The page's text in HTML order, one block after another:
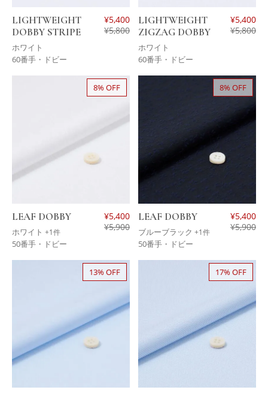
LIGHTWEIGHT
DOBBY STRIPE
ホワイト
¥5,400
¥5,800
60番手・ドビー
LIGHTWEIGHT
ZIGZAG DOBBY
ホワイト
¥5,400
¥5,800
60番手・ドビー
8% OFF
LEAF DOBBY
ホワイト +1件
¥5,400
¥5,900
50番手・ドビー
8% OFF
LEAF DOBBY
ブルーブラック +1件
¥5,400
¥5,900
50番手・ドビー
13% OFF 17% OFF